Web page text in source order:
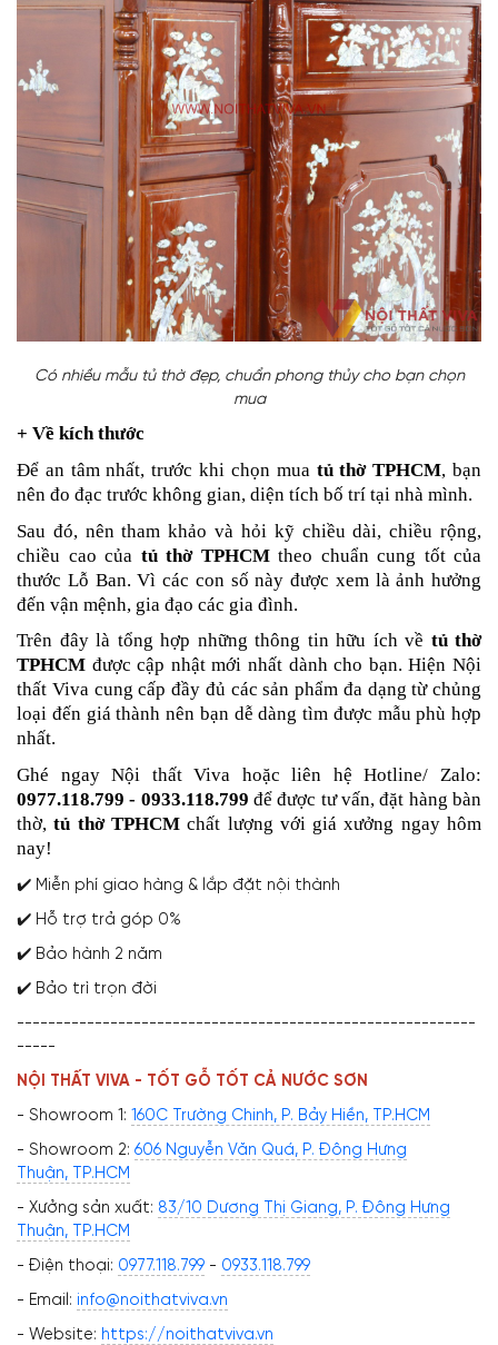
Có nhiều mẫu tủ thờ đẹp, chuẩn phong thủy cho bạn chọn
mua
+ Về kích thước
Để an tâm nhất, trước khi chọn mua tủ thờ TPHCM, bạn
nên đo đạc trước không gian, diện tích bố trí tại nhà mình.
Sau đó, nên tham khảo và hỏi kỹ chiều dài, chiều rộng,
chiều cao của tủ thờ TPHCMtheo chuẩn cung tốt của
thước Lỗ Ban. Vì các con số này được xem là ảnh hưởng
đến vận mệnh, gia đạo các gia đình.
Trên đây là tổng hợp những thông tin hữu ích về tủ thờ
TPHCM được cập nhật mới nhất dành cho bạn. Hiện Nội
thất Viva cung cấp đầy đủ các sản phẩm đa dạng từ chủng
loại đến giá thành nên bạn dễ dàng tìm được mẫu phù hợp
nhất.
Ghé ngay Nội thất Viva hoặc liên hệ Hotline/ Zalo:
0977.118.799 - 0933.118.799 để được tư vấn, đặt hàngbàn
thờ,tủ thờ TPHCMchất lượng với giá xưởng ngay hôm
nay!
✔️ Miễn phí giao hàng & lắp đặt nội thành
✔️ Hỗ trợ trả góp 0%
✔️ Bảo hành 2 năm
✔️ Bảo trì trọn đời
-----------------------------------------------------------
-----
NỘI THẤT VIVA - TỐT GỖ TỐT CẢ NƯỚC SƠN
- Showroom 1: 160C Trường Chinh, P. Bảy Hiền, TP.HCM
- Showroom 2: 606 Nguyễn Văn Quá, P. Đông Hưng
Thuận, TP.HCM
- Xưởng sản xuất: 83/10 Dương Thị Giang, P. Đông Hưng
Thuận, TP.HCM
- Điện thoại: 0977.118.799 - 0933.118.799
- Email: info@noithatviva.vn
- Website: https://noithatviva.vn